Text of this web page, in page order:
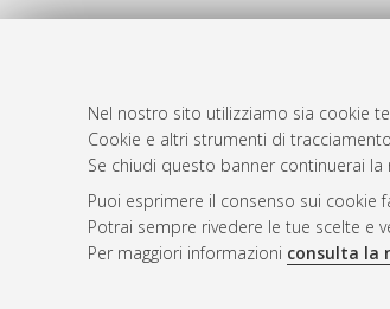
Nel nostro sito utilizziamo sia cookie
Cookie e altri strumenti di
Se chiudi questo banner continuerai
Puoi esprimere il consenso sui cookie
Potrai sempre rivedere le tue scelte e
Per maggiori informazioni consulta la
Atom
Rss 1.0
Rss 2.0